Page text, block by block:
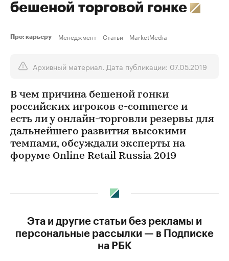
бешеной торговой гонке
Про: карьеру Менеджмент Статьи MarketMedia
Архивный материал. Дата публикации: 07.05.2019
В чем причина бешеной гонки
российских игроков e-commerce и
есть ли у онлайн-торговли резервы для
дальнейшего развития высокими
темпами, обсуждали эксперты на
форуме Online Retail Russia 2019
Эта и другие статьи без рекламы и
персональные рассылки — в Подписке
на РБК